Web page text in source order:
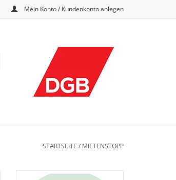
Mein Konto / Kundenkonto anlegen
STARTSEITE / MIETENSTOPP
Mietenstopp Sticker